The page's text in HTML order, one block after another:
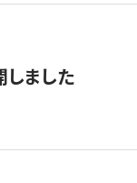
しました